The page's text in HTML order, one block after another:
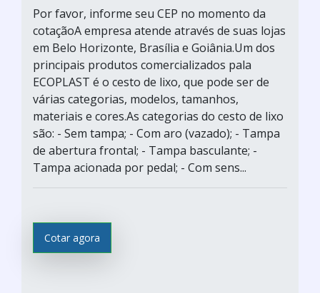
Por favor, informe seu CEP no momento da
cotaçãoA empresa atende através de suas lojas
em Belo Horizonte, Brasília e Goiânia.Um dos
principais produtos comercializados pala
ECOPLAST é o cesto de lixo, que pode ser de
várias categorias, modelos, tamanhos,
materiais e cores.As categorias do cesto de lixo
são: - Sem tampa; - Com aro (vazado); - Tampa
de abertura frontal; - Tampa basculante; -
Tampa acionada por pedal; - Com sens...
Cotar agora